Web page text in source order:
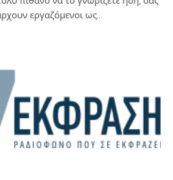
εργαζόμενοι ως…